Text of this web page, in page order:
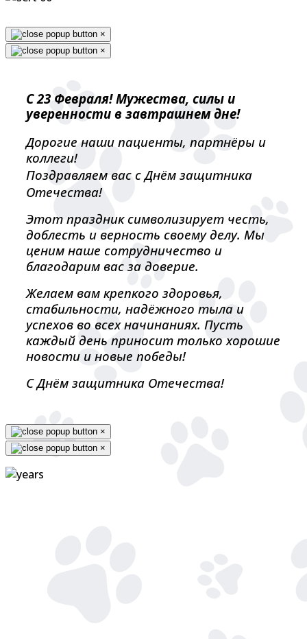
×
×
С 23 Февраля! Мужества, силы и
уверенности в завтрашнем дне!
Дорогие наши пациенты, партнёры и
коллеги!
Поздравляем вас с Днём защитника
Отечества!
Этот праздник символизирует честь,
доблесть и верность своему делу. Мы
ценим наше сотрудничество и
благодарим вас за доверие.
Желаем вам крепкого здоровья,
стабильности, надёжного тыла и
успехов во всех начинаниях. Пусть
каждый день приносит только хорошие
новости и новые победы!
С Днём защитника Отечества!
×
×